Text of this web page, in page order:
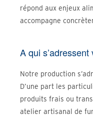
répond aux enjeux
accompagne
A qui
Notre production
D’une part les
produits frais ou
atelier artisanal de